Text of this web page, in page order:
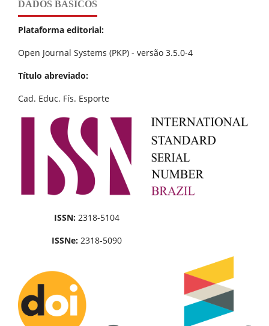
DADOS BÁSICOS
Plataforma editorial:
Open Journal Systems (PKP) - versão 3.5.0-4
Título abreviado:
Cad. Educ. Fís. Esporte
ISSN: 2318-5104
ISSNe: 2318-5090